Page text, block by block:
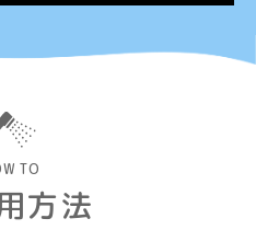
TO
方法